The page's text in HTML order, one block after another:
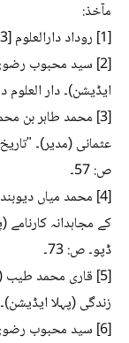
مآخذ:
[1] روداد دارالعلوم [1283ھ]۔ دارالعلوم دیوبند۔ 1866ء۔ ص: 3-4۔
ایڈیشن)۔ دار العلوم
ص: 57۔
کے مجاہدانہ
ڈپو۔ ص: 73۔
زندگی (پہلا ایڈیشن)۔